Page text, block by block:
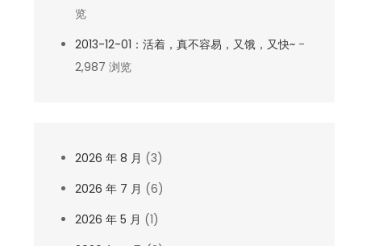
览
2013-12-01：活着，真不容易，又饿，又快~-
2,987 浏览
2026 年 8 月 (3)
2026 年 7 月 (6)
2026 年 5 月 (1)